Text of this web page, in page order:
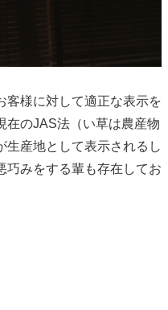
客様に対して適正な表示を
在のJAS法（い草は農産物
生産地として表示されるし
巧みをする輩も存在してお